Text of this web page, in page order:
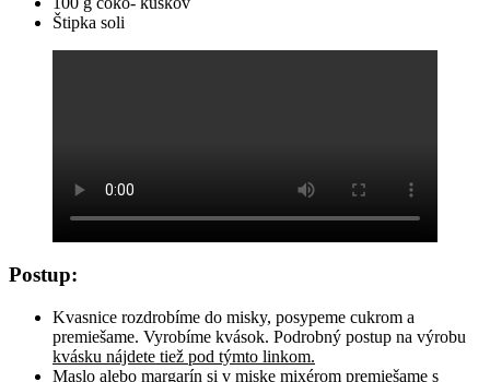
Štipka soli
Postup:
Kvasnice rozdrobíme do misky, posypeme cukrom a
premiešame. Vyrobíme kvások. Podrobný postup na výrobu
kvásku nájdete tiež pod týmto linkom.
Maslo alebo margarín si v miske mixérom premiešame s